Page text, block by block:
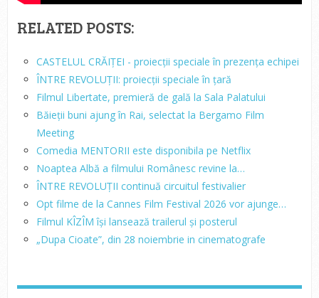
RELATED POSTS:
CASTELUL CRĂIȚEI - proiecții speciale în prezența echipei
ÎNTRE REVOLUȚII: proiecții speciale în țară
Filmul Libertate, premieră de gală la Sala Palatului
Băieții buni ajung în Rai, selectat la Bergamo Film
Meeting
Comedia MENTORII este disponibila pe Netflix
Noaptea Albă a filmului Românesc revine la…
ÎNTRE REVOLUȚII continuă circuitul festivalier
Opt filme de la Cannes Film Festival 2026 vor ajunge…
Filmul KÎZÎM își lansează trailerul și posterul
„Dupa Cioate”, din 28 noiembrie in cinematografe